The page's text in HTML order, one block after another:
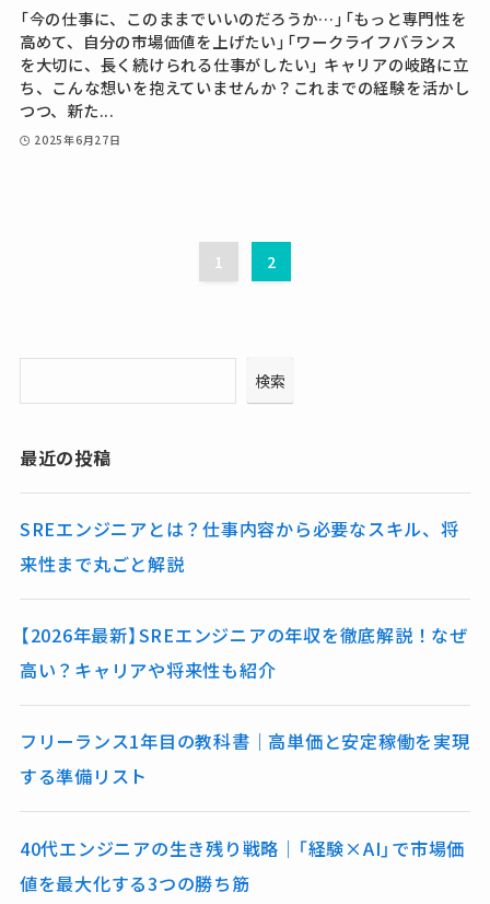
「今の仕事に、このままでいいのだろうか…」「もっと専門性を
高めて、自分の市場価値を上げたい」「ワークライフバランス
を大切に、長く続けられる仕事がしたい」 キャリアの岐路に立
ち、こんな想いを抱えていませんか？これまでの経験を活かし
つつ、新た...
2025年6月27日
1 2
検索
最近の投稿
SREエンジニアとは？仕事内容から必要なスキル、将
来性まで丸ごと解説
【2026年最新】SREエンジニアの年収を徹底解説！なぜ
高い？キャリアや将来性も紹介
フリーランス1年目の教科書｜高単価と安定稼働を実現
する準備リスト
40代エンジニアの生き残り戦略｜「経験×AI」で市場価
値を最大化する3つの勝ち筋